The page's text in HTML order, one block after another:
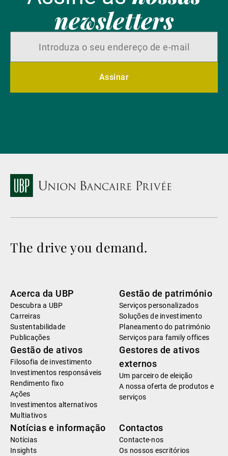
newsletters
Assinar
The drive you demand.
Acerca da UBP
Descubra a UBP
Carreiras
Sustentabilidade
Publicações
Gestão de património
Serviços personalizados
Soluções de investimento
Planeamento do património
Serviços para family offices
Gestão de ativos
Filosofia de investimento
Investimentos responsáveis
Rendimento fixo
Ações
Investimentos alternativos
Multiativos
Gestores de ativos
externos
Um parceiro de eleição
A nossa oferta de produtos e
serviços
Notícias e informação
Notícias
Insights
Contactos
Contacte-nos
Os nossos escritórios